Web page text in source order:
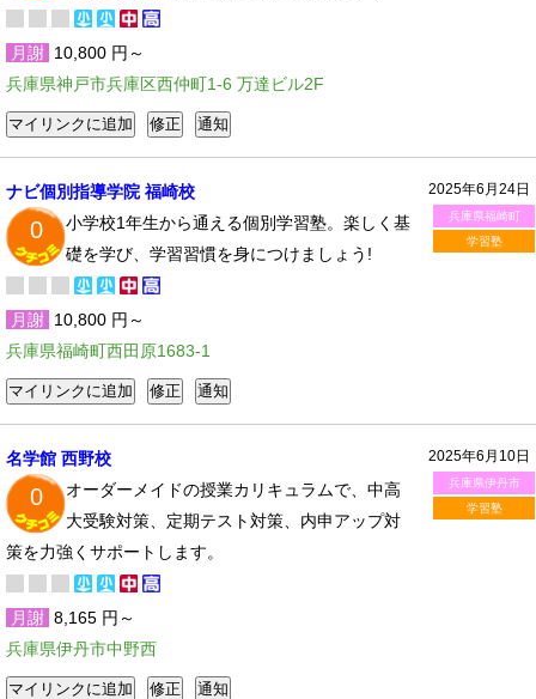
月謝 10,800 円～
兵庫県神戸市兵庫区西仲町1-6 万達ビル2F
2025年6月24日
兵庫県福崎町
学習塾
ナビ個別指導学院 福崎校
0
小学校1年生から通える個別学習塾。楽しく基
礎を学び、学習習慣を身につけましょう!
月謝 10,800 円～
兵庫県福崎町西田原1683-1
2025年6月10日
兵庫県伊丹市
学習塾
名学館 西野校
0
オーダーメイドの授業カリキュラムで、中高
大受験対策、定期テスト対策、内申アップ対
策を力強くサポートします。
月謝 8,165 円～
兵庫県伊丹市中野西